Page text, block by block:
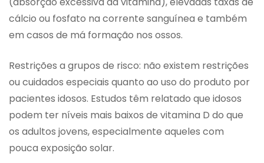
cálcio ou fosfato na corrente sanguínea e também
em casos de má formação nos ossos.
Restrições a grupos de risco: não existem restrições
ou cuidados especiais quanto ao uso do produto por
pacientes idosos. Estudos têm relatado que idosos
podem ter níveis mais baixos de vitamina D do que
os adultos jovens, especialmente aqueles com
pouca exposição solar.